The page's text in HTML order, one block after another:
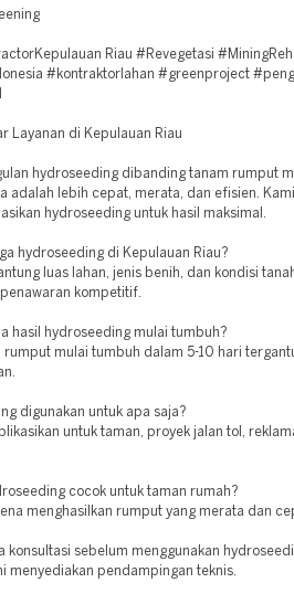
Riau #Revegetasi
#kontraktorlahan #greenproject
Layanan di Kepulauan Riau
hydroseeding dibanding tanam rumput
adalah lebih cepat, merata, dan efisien. Kami
hydroseeding untuk hasil maksimal.
hydroseeding di Kepulauan Riau?
luas lahan, jenis benih, dan kondisi
kompetitif.
hasil hydroseeding mulai tumbuh?
rumput mulai tumbuh dalam 5-10 hari
digunakan untuk apa saja?
untuk taman, proyek jalan tol,
cocok untuk taman rumah?
menghasilkan rumput yang merata dan
konsultasi sebelum menggunakan
menyediakan pendampingan teknis.